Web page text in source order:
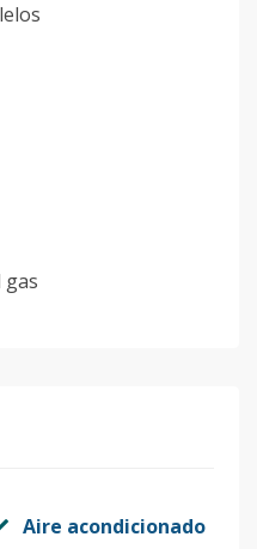
Aire acondicionado